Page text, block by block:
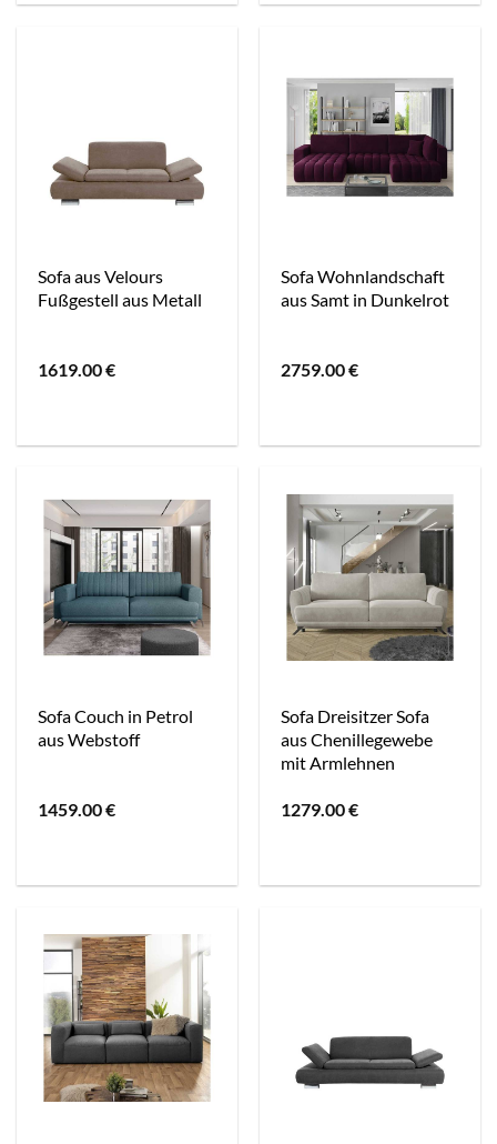
Sofa aus Velours
Fußgestell aus Metall
1619.00€
Sofa Wohnlandschaft
aus Samt in Dunkelrot
2759.00€
Sofa Couch in Petrol
aus Webstoff
1459.00€
Sofa Dreisitzer Sofa
aus Chenillegewebe
mit Armlehnen
1279.00€